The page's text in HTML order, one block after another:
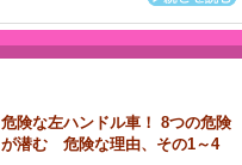
危険な左ハンドル車！ 8つの危険
が潜む 危険な理由、その1～4